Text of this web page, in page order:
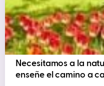
Necesitamos a la
enseñe el camino a